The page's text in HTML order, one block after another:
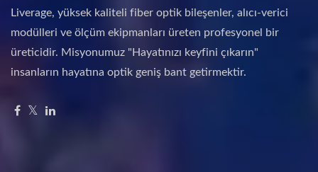
Liverage, yüksek kaliteli fiber optik bileşenler, alıcı-verici
modülleri ve ölçüm ekipmanları üreten profesyonel bir
üreticidir. Misyonumuz "Hayatınızı keyfini çıkarın"
insanların hayatına optik geniş bant getirmektir.